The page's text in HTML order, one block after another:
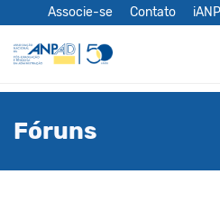
Associe-se Contato
Fóruns